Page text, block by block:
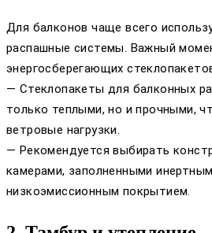
Для балконов чаще всего
распашные системы. Важный
энергосберегающих
— Стеклопакеты для балконных
только теплыми, но и прочными,
ветровые нагрузки.
— Рекомендуется выбирать
камерами, заполненными
низкоэмиссионным покрытием.